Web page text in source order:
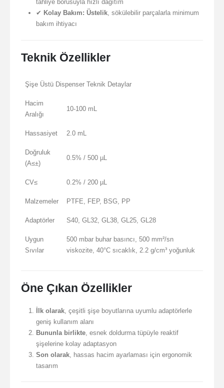
tahliye borusuyla hızlı dağıtım
✔ Kolay Bakım: Üstelik, sökülebilir parçalarla minimum
bakım ihtiyacı
Teknik Özellikler
Şişe Üstü Dispenser Teknik Detaylar
Hacim
Aralığı
10-100 mL
Hassasiyet 2.0 mL
Doğruluk
(A≤±)
0.5% / 500 µL
CV≤ 0.2% / 200 µL
Malzemeler PTFE, FEP, BSG, PP
Adaptörler S40, GL32, GL38, GL25, GL28
Uygun
Sıvılar
500 mbar buhar basıncı, 500 mm²/sn
viskozite, 40°C sıcaklık, 2.2 g/cm³ yoğunluk
Öne Çıkan Özellikler
İlk olarak, çeşitli şişe boyutlarına uyumlu adaptörlerle
geniş kullanım alanı
Bununla birlikte, esnek doldurma tüpüyle reaktif
şişelerine kolay adaptasyon
Son olarak, hassas hacim ayarlaması için ergonomik
tasarım